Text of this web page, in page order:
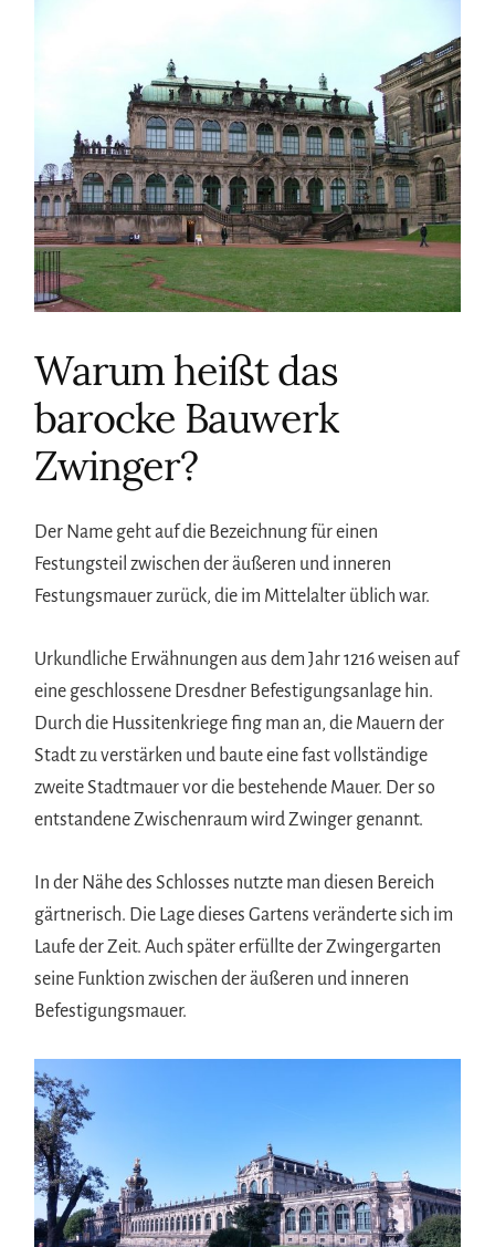
Warum heißt das
barocke Bauwerk
Zwinger?
Der Name geht auf die Bezeichnung für einen
Festungsteil zwischen der äußeren und inneren
Festungsmauer zurück, die im Mittelalter üblich war.
Urkundliche Erwähnungen aus dem Jahr 1216 weisen auf
eine geschlossene Dresdner Befestigungsanlage hin.
Durch die Hussitenkriege fing man an, die Mauern der
Stadt zu verstärken und baute eine fast vollständige
zweite Stadtmauer vor die bestehende Mauer. Der so
entstandene Zwischenraum wird Zwinger genannt.
In der Nähe des Schlosses nutzte man diesen Bereich
gärtnerisch. Die Lage dieses Gartens veränderte sich im
Laufe der Zeit. Auch später erfüllte der Zwingergarten
seine Funktion zwischen der äußeren und inneren
Befestigungsmauer.